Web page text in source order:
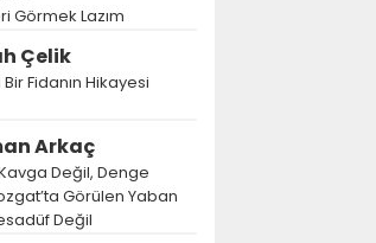
Görmek Lazım
Çelik
Fidanın Hikayesi
Arkaç
Değil, Denge
Görülen Yaban
Değil